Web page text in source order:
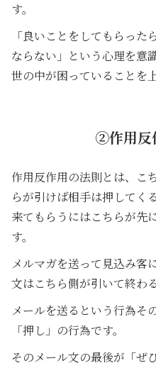
す。
「良いことをしてもらっ
ならない」という心理を意
世の中が困っていることを
②作用反
作用反作用の法則とは、こ
らが引けば相手は押してく
来てもらうにはこちらが先
す。
メルマガを送って見込み客
文はこちら側が引いて終わ
メールを送るという行為そ
「押し」の行為です。
そのメール文の最後が「ぜ